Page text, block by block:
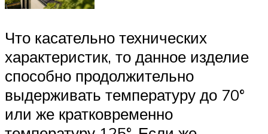
Что касательно технических
характеристик, то данное изделие
способно продолжительно
выдерживать температуру до 70°
или же кратковременно